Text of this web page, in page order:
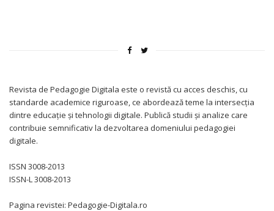
Revista de Pedagogie Digitala este o revistă cu acces deschis, cu
standarde academice riguroase, ce abordează teme la intersecția
dintre educație și tehnologii digitale. Publică studii și analize care
contribuie semnificativ la dezvoltarea domeniului pedagogiei
digitale.
ISSN 3008-2013
ISSN-L 3008-2013
Pagina revistei: Pedagogie-Digitala.ro